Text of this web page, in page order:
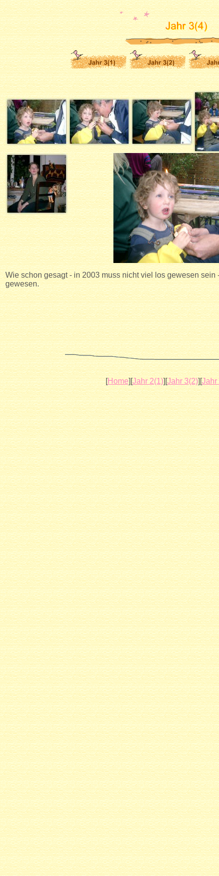
Wie schon gesagt - in 2003 muss nicht viel los gewesen sein
gewesen.
[Home][Jahr 2(1)][Jahr 3(2)][Jahr